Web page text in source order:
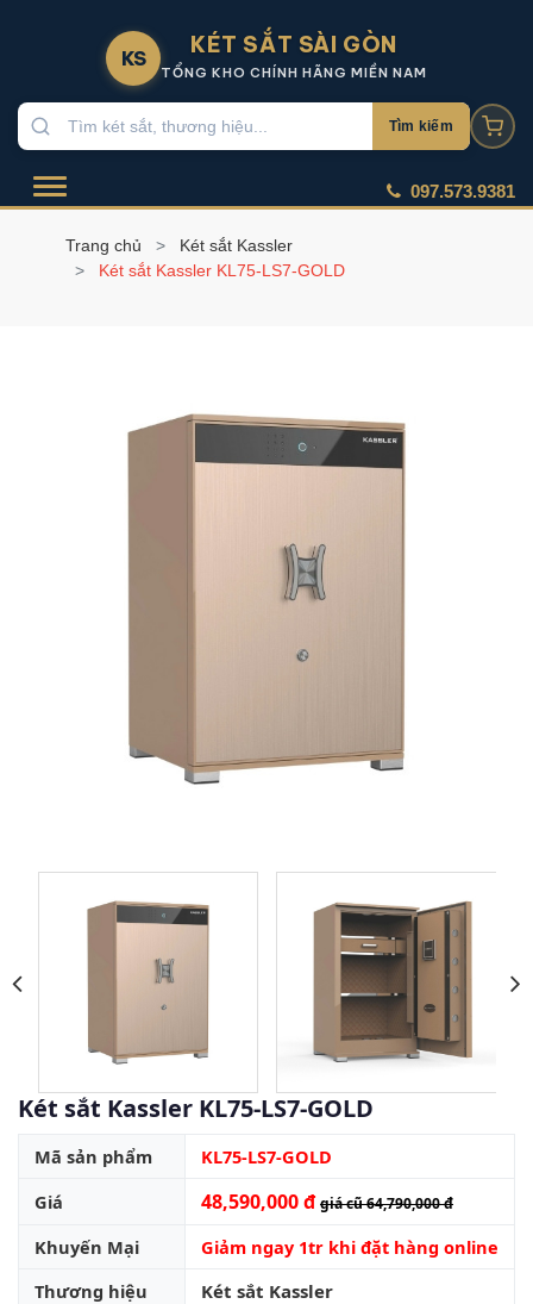
KS KÉT SẮT SÀI GÒN
TỔNG KHO CHÍNH HÃNG MIỀN NAM
Tìm kiếm
097.573.9381
Trang chủ
Két sắt Kassler
Két sắt Kassler KL75-LS7-GOLD
Két sắt Kassler KL75-LS7-GOLD
Mã sản phẩm
KL75-LS7-GOLD
Giá
48,590,000 đ giá cũ 64,790,000 đ
Khuyến Mại
Giảm ngay 1tr khi đặt hàng online
Thương hiệu
Két sắt Kassler